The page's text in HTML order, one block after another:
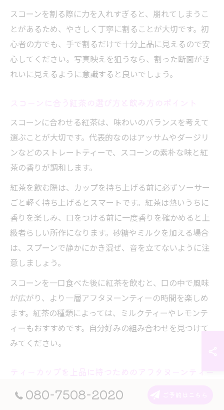
スコーンを割る際に力を入れすぎると、崩れてしまうこ
とがあるため、やさしく丁寧に割ることが大切です。初
心者の方でも、手で割るだけで十分上品に見えるので安
心してください。写真映えを狙うなら、割った断面がき
れいに見えるように意識すると良いでしょう。
スコーンに合わせる紅茶は、味わいのバランスを考えて
選ぶことが大切です。代表的なのはアッサムやダージリ
ンなどのストレートティーで、スコーンの素朴な味と紅
茶の香りが調和します。
紅茶を飲む際は、カップを持ち上げる前に必ずソーサー
ごと軽く持ち上げるとスマートです。紅茶は熱いうちに
香りを楽しみ、口をつける前に一度香りを確かめると上
級者らしい所作になります。砂糖やミルクを加える場合
は、スプーンで静かにかき混ぜ、音を立てないように注
意しましょう。
スコーンを一口食べた後に紅茶を飲むと、口の中で風味
が広がり、より一層アフタヌーンティーの時間を楽しめ
ます。紅茶の種類によっては、ミルクティーやレモンテ
ィーもおすすめです。自分好みの組み合わせを見つけて
みてください。
ティーカップを上品に持つためのアフタヌーンティー
080-7508-2020